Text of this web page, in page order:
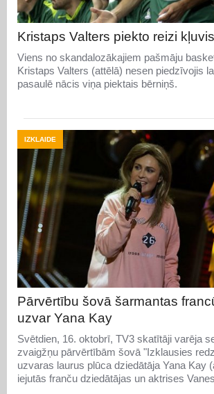
Kristaps Valters piekto reizi
Viens no skandalozākajiem pašmāju
Kristaps Valters (attēlā) nesen piedzīvojis
pasaulē nācis viņa piektais bērniņš.
IZKLAIDE
Pārvērtību šovā šarmantas
uzvar Yana Kay
Svētdien, 16. oktobrī, TV3 skatītāji varēja
zvaigžņu pārvērtībām šovā "Izklausies
uzvaras laurus plūca dziedātāja Yana Kay
iejutās franču dziedātājas un aktrises